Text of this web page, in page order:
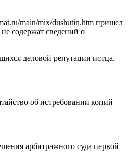
main/mix/dushutin.htm пришел
содержат сведений о
деловой репутации истца.
об истребовании копий
арбитражного суда первой